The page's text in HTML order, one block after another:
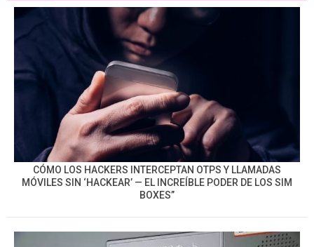
CÓMO LOS HACKERS INTERCEPTAN OTPS Y LLAMADAS
MÓVILES SIN ‘HACKEAR’ — EL INCREÍBLE PODER DE LOS SIM
BOXES”